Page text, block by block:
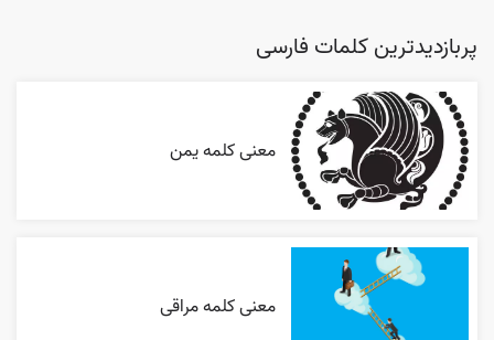
پربازدیدترین کلمات فارسی
معنی کلمه یمن
معنی کلمه مراقی